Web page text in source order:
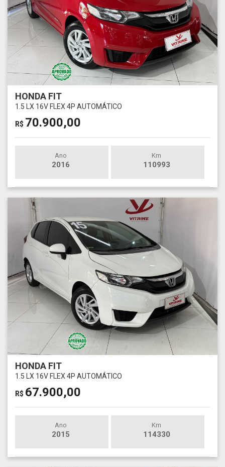
HONDA FIT
1.5 LX 16V FLEX 4P AUTOMÁTICO
R$ 70.900,00
Ano
2016
Km
110993
HONDA FIT
1.5 LX 16V FLEX 4P AUTOMÁTICO
R$ 67.900,00
Ano
2015
Km
114330